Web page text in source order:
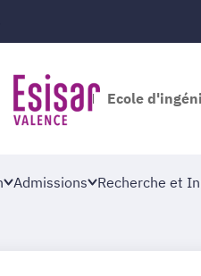
Ecole
Admissions Recherche et